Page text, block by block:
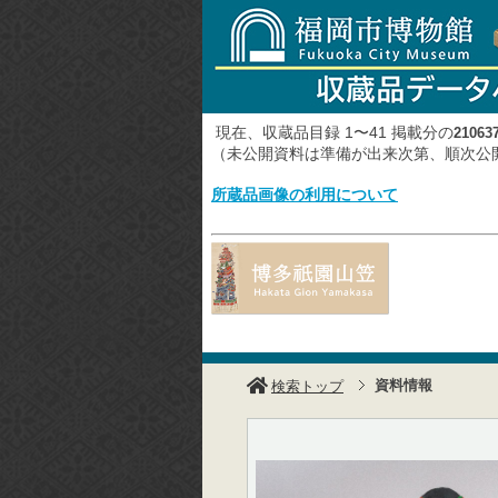
現在、収蔵品目録 1〜41 掲載分の
（未公開資料は準備が出来次第、順次
所蔵品画像の利用について
検索トップ 資料情報